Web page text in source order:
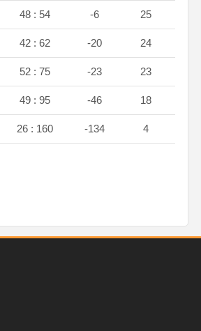
48 : 54 -6 25
42 : 62 -20 24
52 : 75 -23 23
49 : 95 -46 18
26 : 160 -134 4